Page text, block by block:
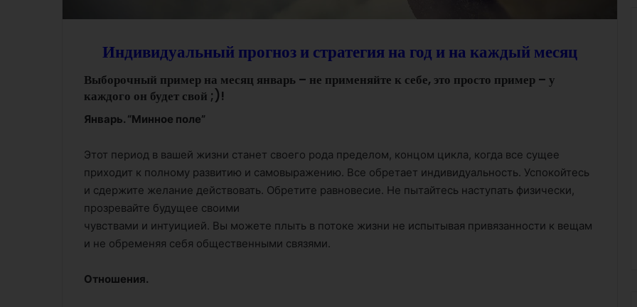
Индивидуальный прогноз и стратегия на год и на каждый месяц
Выборочный пример на месяц январь – не применяйте к себе, это просто пример – у
каждого он будет свой ;)!
Январь. “Минное поле”
Этот период в вашей жизни станет своего рода пределом, концом цикла, когда все сущее
приходит к полному развитию и самовыражению. Все обретает индивидуальность. Успокойтесь
и сдержите желание действовать. Обретите равновесие. Не пытайтесь наступать физически,
прозревайте будущее своими
чувствами и интуицией. Вы можете плыть в потоке жизни не испытывая привязанности к вещам
и не обременяя себя общественными связями.
Отношения.